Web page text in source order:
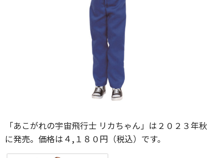
「あこがれの宇宙飛行士 リカちゃん」は２０２３年秋
に発売。価格は４,１８０円（税込）です。